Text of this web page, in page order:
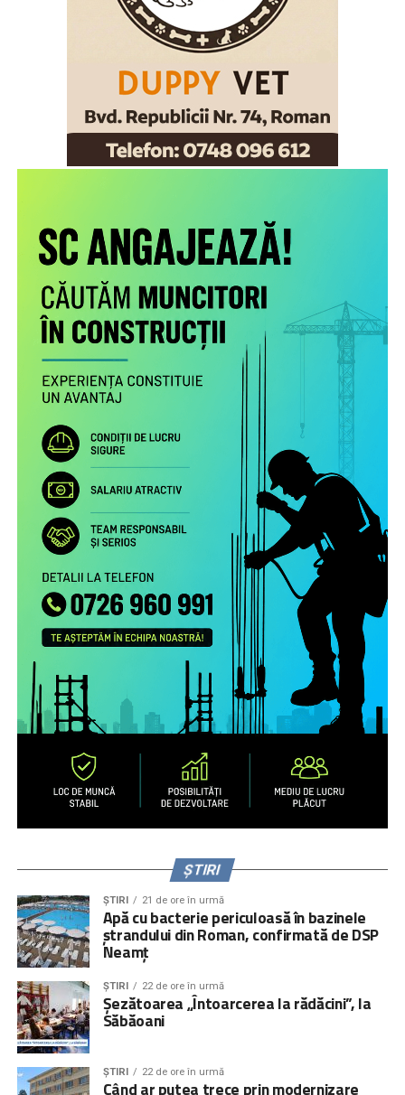
Scopul proiectului este creşterea gradului de
conştientizare a părinţilor români care muncesc în alte
state cu privire la nevoile copiilor rămaşi acasă,
necesitatea menţinerii comunicării cu aceştia şi cu
persoanele în grija cărora au rămas şi a legăturii cu
comunitatea de proveniență.
Proiectul include următoarele activități:
Studiu la nivel european privind patternurile de relaționare,
practicile de exercitare a rolului parental la distanță și
nevoile de sprijin ale familiilor transnaționale, în special ale
părinților români aflați la muncă în străinătate.
Campanie de informare și conștientizare cu privire la
nevoile copiilor rămaşi acasă, necesitatea menţinerii
comunicării cu aceştia şi cu persoanele în grija cărora au
rămas copiii şi a legăturii cu comunitatea de proveniență
(online, media) pentru peste 1.000.000 de români care
muncesc/trăiesc în alte state.
Servicii de informare şi consiliere pe teme psiho-
emoţionale şi juridice pentru 2.700 de părinţi români care
muncesc în alte state – prin intermediul secțiunii
interactive a site-ului
www.copiisinguriacasa.ro, liniei
telefonice dedicate, activităţi de informare și consiliere a
organizate în mediul rural și urban mic.
Context
Amploarea fenomenului copiilor cu părinții plecați la muncă
în străinătate a făcut necesară dezvoltarea unei rețele de
servicii specializate destinate acestor copii. Organizația
Salvați Copiii a creat astfel de servicii, adresate atât
copiilor, cât și părinților lor și persoanelor în grija cărora au
rămas copiii, începând cu anul 2010.
ȘTIRI
ȘTIRI 21 de ore în urmă
Apă cu bacterie periculoasă în bazinele
ștrandului din Roman, confirmată de DSP
Neamț
ȘTIRI 22 de ore în urmă
Șezătoarea „Întoarcerea la rădăcini”, la
Săbăoani
ȘTIRI 22 de ore în urmă
Când ar putea trece prin modernizare